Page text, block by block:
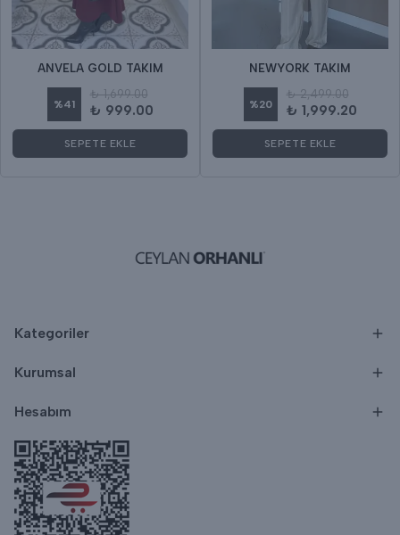
ANVELA GOLD TAKIM
%41
₺ 1,699.00
₺ 999.00
SEPETE EKLE
NEWYORK TAKIM
%20
₺ 2,499.00
₺ 1,999.20
SEPETE EKLE
Kategoriler
Kurumsal
Hesabım